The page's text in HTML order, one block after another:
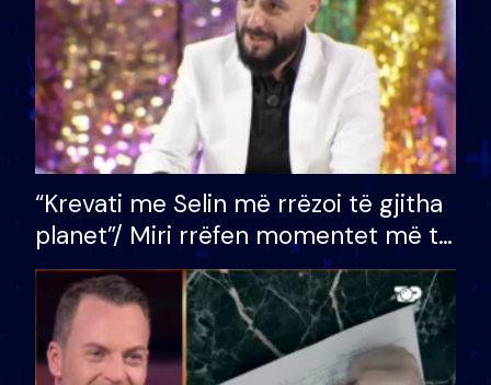
“Krevati me Selin më rrëzoi të gjitha
planet”/ Miri rrëfen momentet më të
bukura në shtëpinë e BB VIP: Do më
mungojë zilja e mëngjesit kur…